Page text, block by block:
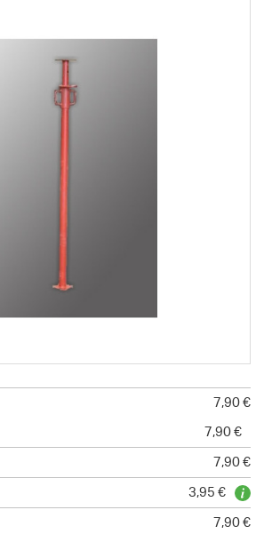
7,90 €
7,90 €
7,90 €
3,95 €
7,90 €